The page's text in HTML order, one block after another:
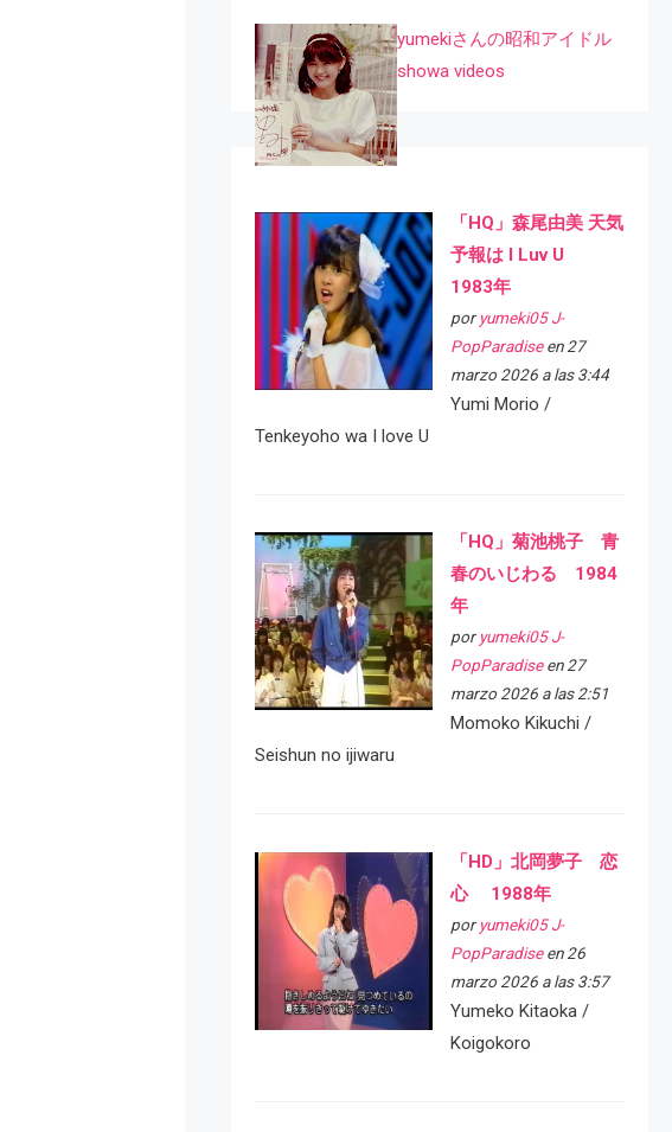
yumekiさんの昭和アイドル
showa videos
「HQ」森尾由美 天気
予報は I Luv U
1983年
por yumeki05 J-
PopParadiseen 27
marzo 2026 a las 3:44
Yumi Morio /
Tenkeyoho wa I love U
「HQ」菊池桃子 青
春のいじわる 1984
年
por yumeki05 J-
PopParadiseen 27
marzo 2026 a las 2:51
Momoko Kikuchi /
Seishun no ijiwaru
「HD」北岡夢子 恋
心 1988年
por yumeki05 J-
PopParadiseen 26
marzo 2026 a las 3:57
Yumeko Kitaoka /
Koigokoro